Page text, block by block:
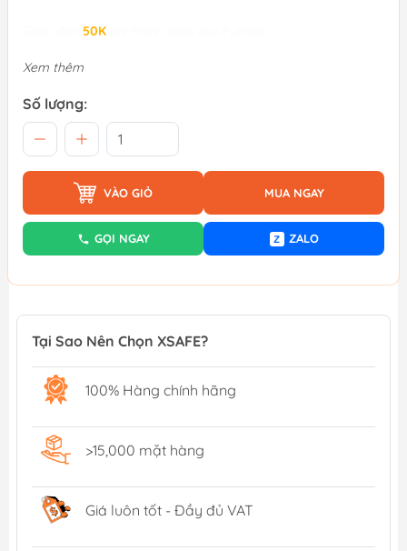
50K
Xem thêm
Số lượng:
VÀO GIỎ MUA NGAY
GỌI NGAY Z ZALO
Tại Sao Nên Chọn XSAFE?
100% Hàng chính hãng
>15,000 mặt hàng
Giá luôn tốt - Đầy đủ VAT